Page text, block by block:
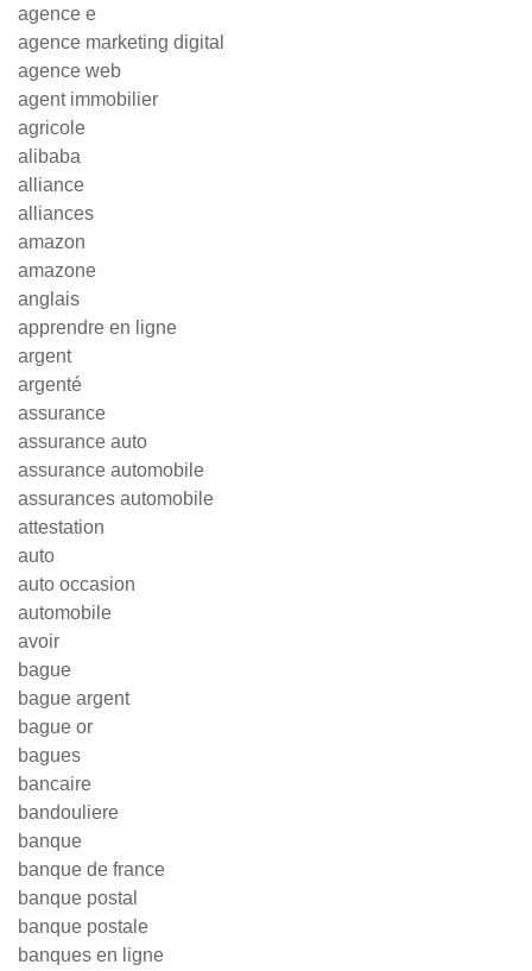
agence e
agence marketing digital
agence web
agent immobilier
agricole
alibaba
alliance
alliances
amazon
amazone
anglais
apprendre en ligne
argent
argenté
assurance
assurance auto
assurance automobile
assurances automobile
attestation
auto
auto occasion
automobile
avoir
bague
bague argent
bague or
bagues
bancaire
bandouliere
banque
banque de france
banque postal
banque postale
banques en ligne